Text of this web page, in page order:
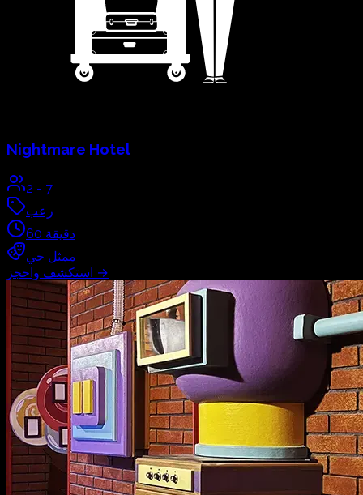
Nightmare Hotel
2 - 7
رعب
60 دقيقة
ممثل حي
استكشف واحجز →